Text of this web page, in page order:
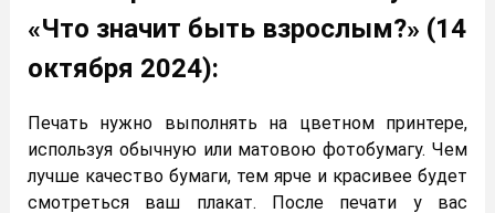
«Что значит быть взрослым?» (14
октября 2024):
Печать нужно выполнять на цветном принтере,
используя обычную или матовою фотобумагу. Чем
лучше качество бумаги, тем ярче и красивее будет
смотреться ваш плакат. После печати у вас